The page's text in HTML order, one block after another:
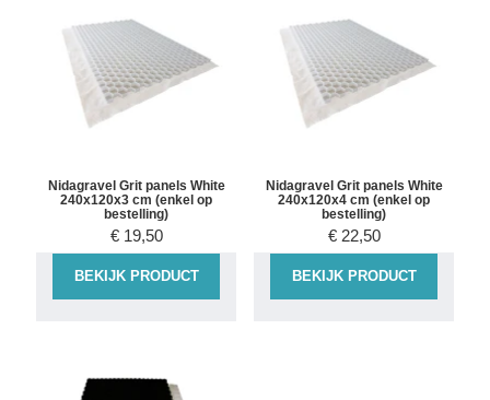
Nidagravel Grit panels White
240x120x3 cm (enkel op
bestelling)
€ 19,50
BEKIJK PRODUCT
Nidagravel Grit panels White
240x120x4 cm (enkel op
bestelling)
€ 22,50
BEKIJK PRODUCT